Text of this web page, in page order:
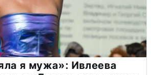
я мужа»: Ивлеева